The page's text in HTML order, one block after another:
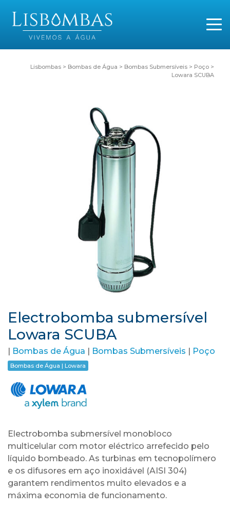
Lisbombas > Bombas de Água > Bombas Submersíveis > Poço >
Lowara SCUBA
Electrobomba submersível
Lowara SCUBA
| Bombas de Água | Bombas Submersíveis | Poço
Bombas de Água | Lowara
Electrobomba submersível monobloco
multicelular com motor eléctrico arrefecido pelo
líquido bombeado. As turbinas em tecnopolímero
e os difusores em aço inoxidável (AISI 304)
garantem rendimentos muito elevados e a
máxima economia de funcionamento.